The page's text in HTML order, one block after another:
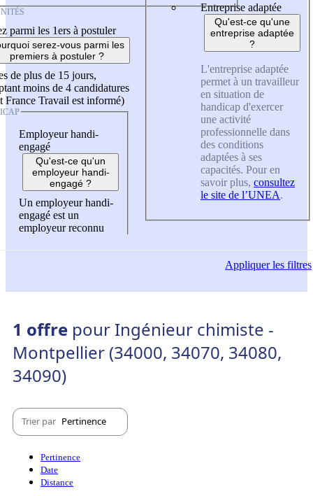
parmi les 1ers à postuler
serez-vous parmi les
premiers à postuler ?
de plus de 15 jours,
moins de 4 candidatures
France Travail est informé)
Employeur handi-
engagé
Qu'est-ce qu'un
employeur handi-
engagé ?
Un employeur handi-
engagé est un
employeur reconnu
Entreprise adaptée
Qu'est-ce qu'une
entreprise adaptée
?
L'entreprise adaptée
permet à un travailleur
en situation de
handicap d'exercer
une activité
professionnelle dans
des conditions
adaptées à ses
capacités. Pour en
savoir plus, consultez
le site de l’UNEA.
Appliquerles filtres
1 offre pour Ingénieur chimiste -
Montpellier (34000, 34070, 34080,
34090)
Trier par Pertinence
Pertinence
Date
Distance